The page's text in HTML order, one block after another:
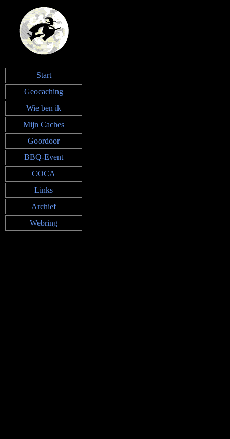
Start
Geocaching
Wie ben ik
Mijn Caches
Goordoor
BBQ-Event
COCA
Links
Archief
Webring